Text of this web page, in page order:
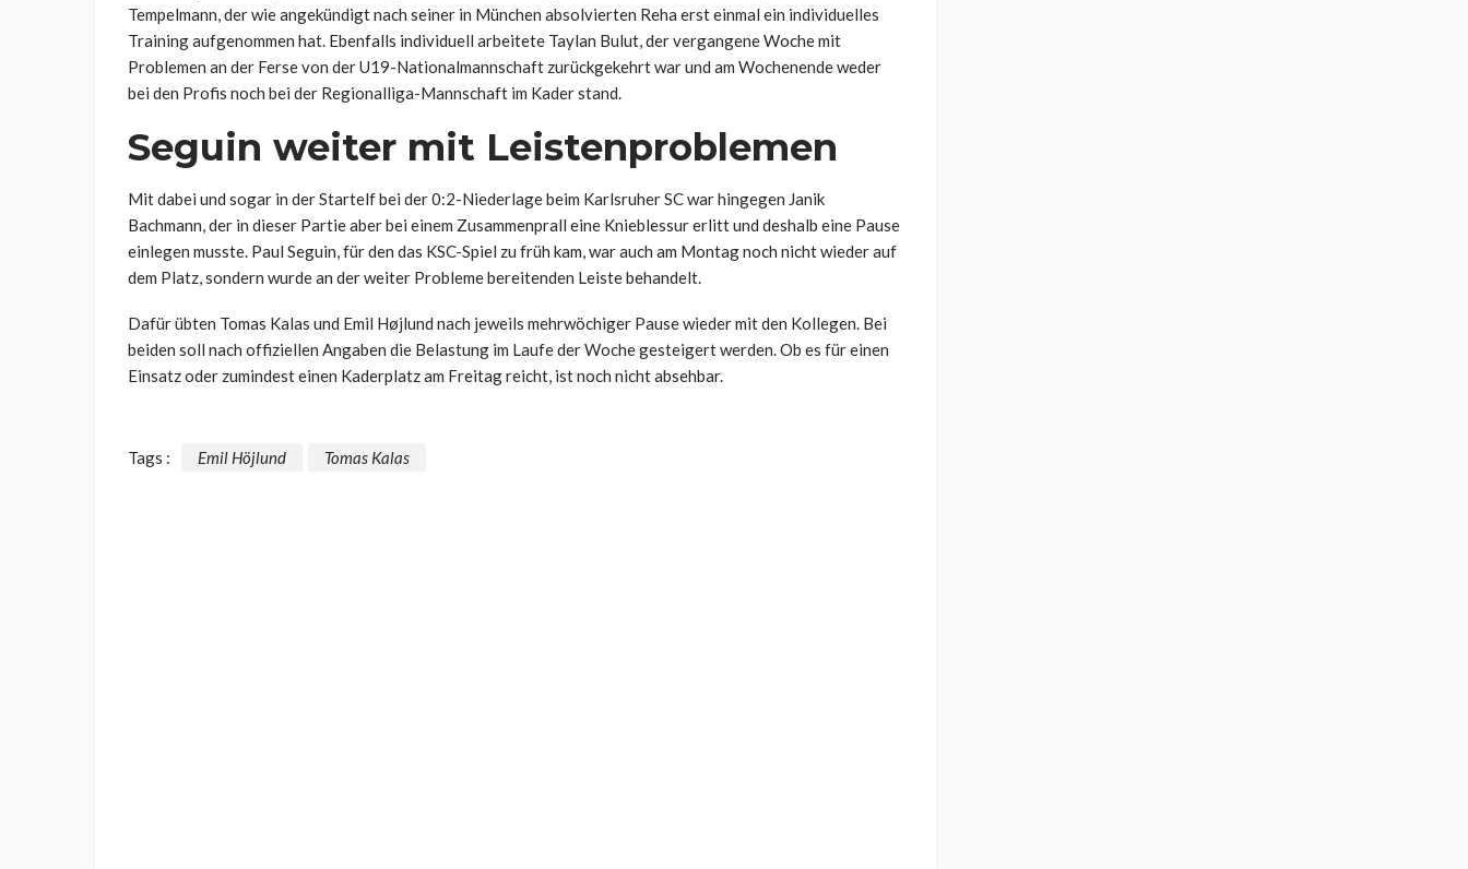
Tempelmann, der wie angekündigt nach seiner in München absolvierten Reha erst einmal ein individuelles
Training aufgenommen hat. Ebenfalls individuell arbeitete Taylan Bulut, der vergangene Woche mit
Problemen an der Ferse von der U19-Nationalmannschaft zurückgekehrt war und am Wochenende weder
bei den Profis noch bei der Regionalliga-Mannschaft im Kader stand.
Seguin weiter mit Leistenproblemen
Mit dabei und sogar in der Startelf bei der 0:2-Niederlage beim Karlsruher SC war hingegen Janik
Bachmann, der in dieser Partie aber bei einem Zusammenprall eine Knieblessur erlitt und deshalb eine Pause
einlegen musste. Paul Seguin, für den das KSC-Spiel zu früh kam, war auch am Montag noch nicht wieder auf
dem Platz, sondern wurde an der weiter Probleme bereitenden Leiste behandelt.
Dafür übten Tomas Kalas und Emil Højlund nach jeweils mehrwöchiger Pause wieder mit den Kollegen. Bei
beiden soll nach offiziellen Angaben die Belastung im Laufe der Woche gesteigert werden. Ob es für einen
Einsatz oder zumindest einen Kaderplatz am Freitag reicht, ist noch nicht absehbar.
Tags : Emil Höjlund Tomas Kalas